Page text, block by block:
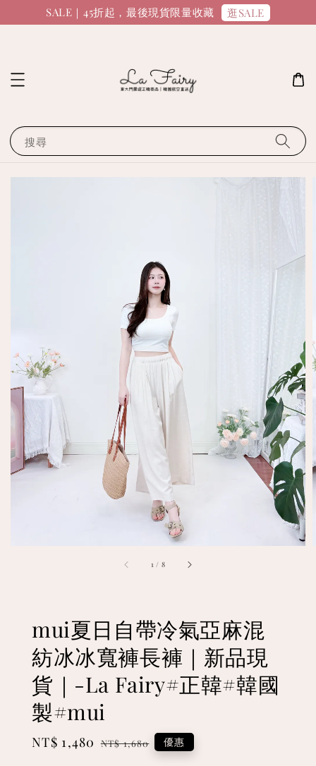
SALE｜45折起，最後現貨限量收藏 逛SALE
搜尋
1 / 8
mui夏日自帶冷氣亞麻混
紡冰冰寬褲長褲｜新品現
貨｜-La Fairy#正韓#韓國
製#mui
Sale
NT$ 1,480 Regular
NT$ 1,680 優惠